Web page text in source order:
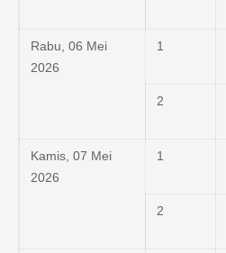
Rabu, 06 Mei
2026
1
2
Kamis, 07 Mei
2026
1
2